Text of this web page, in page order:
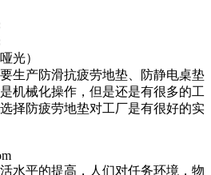
光）
生产防滑抗疲劳地垫、防静电桌垫
机械化操作，但是还是有很多的工
择防疲劳地垫对工厂是有很好的实
水平的提高，人们对任务环境，物